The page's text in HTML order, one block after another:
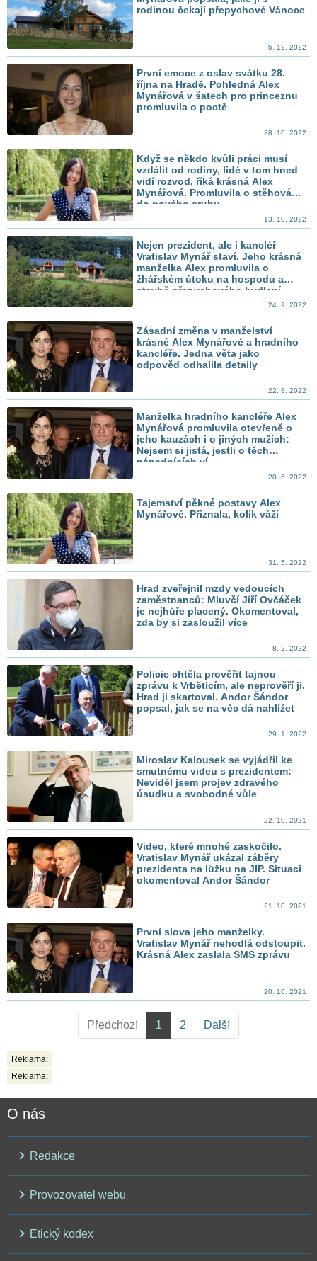
rodinou čekají přepychové Vánoce
6. 12. 2022
První emoce z oslav svátku 28.
října na Hradě. Pohledná Alex
Mynářová v šatech pro princeznu
promluvila o poctě
28. 10. 2022
Když se někdo kvůli práci musí
vzdálit od rodiny, lidé v tom hned
vidí rozvod, říká krásná Alex
Mynářová. Promluvila o stěhování
do nového srubu
13. 10. 2022
Nejen prezident, ale i kancléř
Vratislav Mynář staví. Jeho krásná
manželka Alex promluvila o
žhářském útoku na hospodu a
stavbě přepychového bydlení
24. 9. 2022
Zásadní změna v manželství
krásné Alex Mynářové a hradního
kancléře. Jedna věta jako
odpověď odhalila detaily
22. 8. 2022
Manželka hradního kancléře Alex
Mynářová promluvila otevřeně o
jeho kauzách i o jiných mužích:
Nejsem si jistá, jestli o těch
nápadnících ví
20. 6. 2022
Tajemství pěkné postavy Alex
Mynářové. Přiznala, kolik váží
31. 5. 2022
Hrad zveřejnil mzdy vedoucích
zaměstnanců: Mluvčí Jiří Ovčáček
je nejhůře placený. Okomentoval,
zda by si zasloužil více
8. 2. 2022
Policie chtěla prověřit tajnou
zprávu k Vrběticím, ale neprověří ji.
Hrad ji skartoval. Andor Šándor
popsal, jak se na věc dá nahlížet
29. 1. 2022
Miroslav Kalousek se vyjádřil ke
smutnému videu s prezidentem:
Neviděl jsem projev zdravého
úsudku a svobodné vůle
22. 10. 2021
Video, které mnohé zaskočilo.
Vratislav Mynář ukázal záběry
prezidenta na lůžku na JIP. Situaci
okomentoval Andor Šándor
21. 10. 2021
První slova jeho manželky.
Vratislav Mynář nehodlá odstoupit.
Krásná Alex zaslala SMS zprávu
20. 10. 2021
Předchozí 1 2 Další
Reklama:
Reklama:
O nás
Redakce
Provozovatel webu
Etický kodex